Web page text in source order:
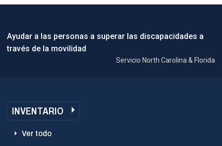
Ayudar a las personas a superar las discapacidades a
través de la movilidad
Servicio North Carolina & Florida
INVENTARIO
Ver todo